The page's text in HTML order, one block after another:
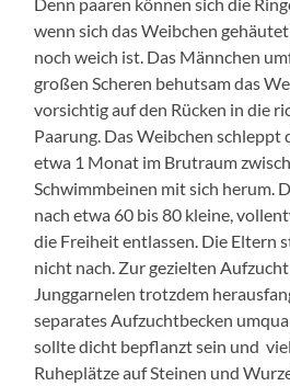
wenn sich das Weibchen
noch weich ist. Das Männchen
großen Scheren behutsam das
vorsichtig auf den Rücken in die
Paarung. Das Weibchen
etwa 1 Monat im Brutraum
Schwimmbeinen mit sich herum.
nach etwa 60 bis 80 kleine,
die Freiheit entlassen. Die Eltern
nicht nach. Zur gezielten
Junggarnelen trotzdem
separates Aufzuchtbecken
sollte dicht bepflanzt sein und
Ruheplätze auf Steinen und